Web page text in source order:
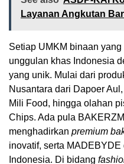
Layanan Angkutan
Setiap UMKM binaan
unggulan khas Indonesia
yang unik. Mulai dari
Nusantara dari Dapoer
Mili Food, hingga olahan
Chips. Ada pula
menghadirkan premium
inovatif, serta
Indonesia. Di bidang